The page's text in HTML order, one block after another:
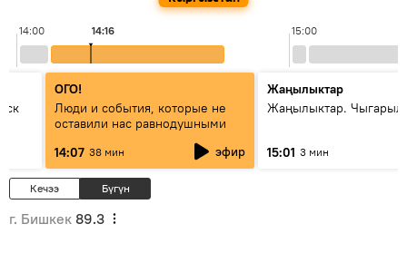
14:00 15:00
14:16
ОГО!
Люди и события, которые не
оставили нас равнодушными
14:07 38 мин эфир
Жаңылыктар
Жаңылыктар.
15:01 3 мин
Кечээ Бүгүн
г. Бишкек 89.3